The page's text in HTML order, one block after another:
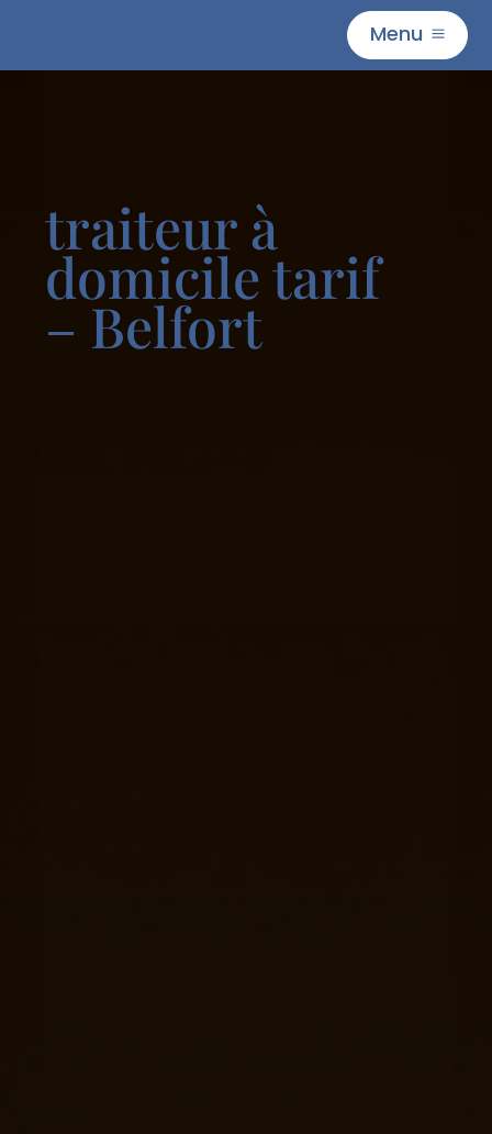
MenuM
traiteur à
domicile tarif
– Belfort